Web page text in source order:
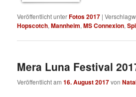
Veröffentlicht unterFotos 2017 |
Hopscotch,Mannheim,MS Connexion,
Mera Luna Festival
Veröffentlicht am16. August 2017von